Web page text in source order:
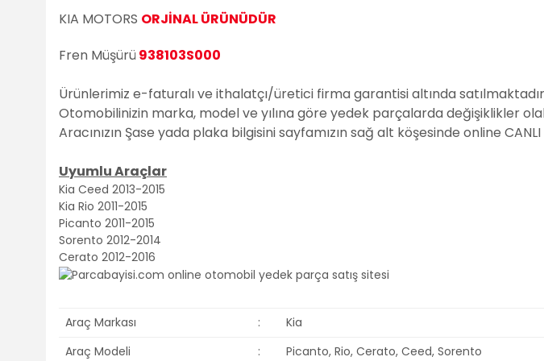
KIA MOTORS ORJİNAL ÜRÜNÜDÜR
Fren Müşürü938103S000
Ürünlerimiz e-faturalı ve ithalatçı/üretici firma garantisi altında
Otomobilinizin marka, model ve yılına göre yedek parçalarda değişiklikler
Aracınızın Şase yada plaka bilgisini sayfamızın sağ alt köşesinde online
Uyumlu Araçlar
Kia Ceed 2013-2015
Kia Rio 2011-2015
Picanto 2011-2015
Sorento 2012-2014
Cerato 2012-2016
Araç Markası :
Kia
Araç Modeli
:
Picanto, Rio, Cerato, Ceed, Sorento